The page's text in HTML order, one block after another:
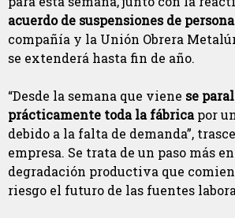
acuerdo de suspensiones de
compañía y la Unión Obrera
se extenderá hasta fin de año.
“Desde la semana que viene se
prácticamente toda la fábricapor
debido a la falta de demanda”,
empresa. Se trata de un paso más
degradación productiva que
riesgo el futuro de las fuentes